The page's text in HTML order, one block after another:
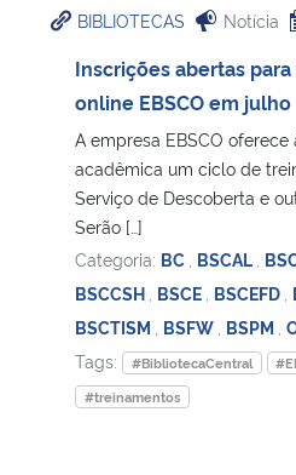
Ministério da Cidadania
Ministério da Saúde
Ministério de Minas e Energia
Ministério da Ciência, Tecnologia,
Ministério do Meio Ambiente
Ministério do Turismo
Ministério do Desenvolvimento Regional
BIBLIOTECAS Notícia
Inscrições abertas
online EBSCO em julho
A empresa EBSCO
acadêmica um ciclo de
Serviço de Descoberta e
Serão […]
Categoria: BC BSCAL
BSCCSH BSCE BSCEFD
BSCTISM
BSFW BSPM
Tags:
#BibliotecaCentral
#treinamentos